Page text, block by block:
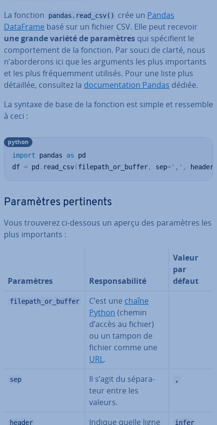
La fonction pandas.read_csv() crée un Pandas
DataFrame basé sur un fichier CSV. Elle peut recevoir
une grande variété de pa­ra­mètres qui spé­ci­fient le
com­por­te­ment de la fonction. Par souci de clarté, nous
n’abor­de­rons ici que les arguments les plus im­por­tants
et les plus fré­quem­ment utilisés. Pour une liste plus
détaillée, consultez la do­cu­men­ta­tion Pandas dédiée.
La syntaxe de base de la fonction est simple et ressemble
à ceci :
import pandas as pd
df = pd . read_csv(filepath_or_buffer, sep=',' , header
python
Pa­ra­mètres per­ti­nents
Vous trouverez ci-dessous un aperçu des pa­ra­mètres les
plus im­por­tants :
Pa­ra­mètres Res­pon­sa­bi­lité
Valeur
par
défaut
filepath_or_buffer C’est une chaîne
Python (chemin
d’accès au fichier)
ou un tampon de
fichier comme une
URL.
sep
Il s’agit du sé­pa­ra­
teur entre les
valeurs.
,
header
Indique quelle ligne
infer